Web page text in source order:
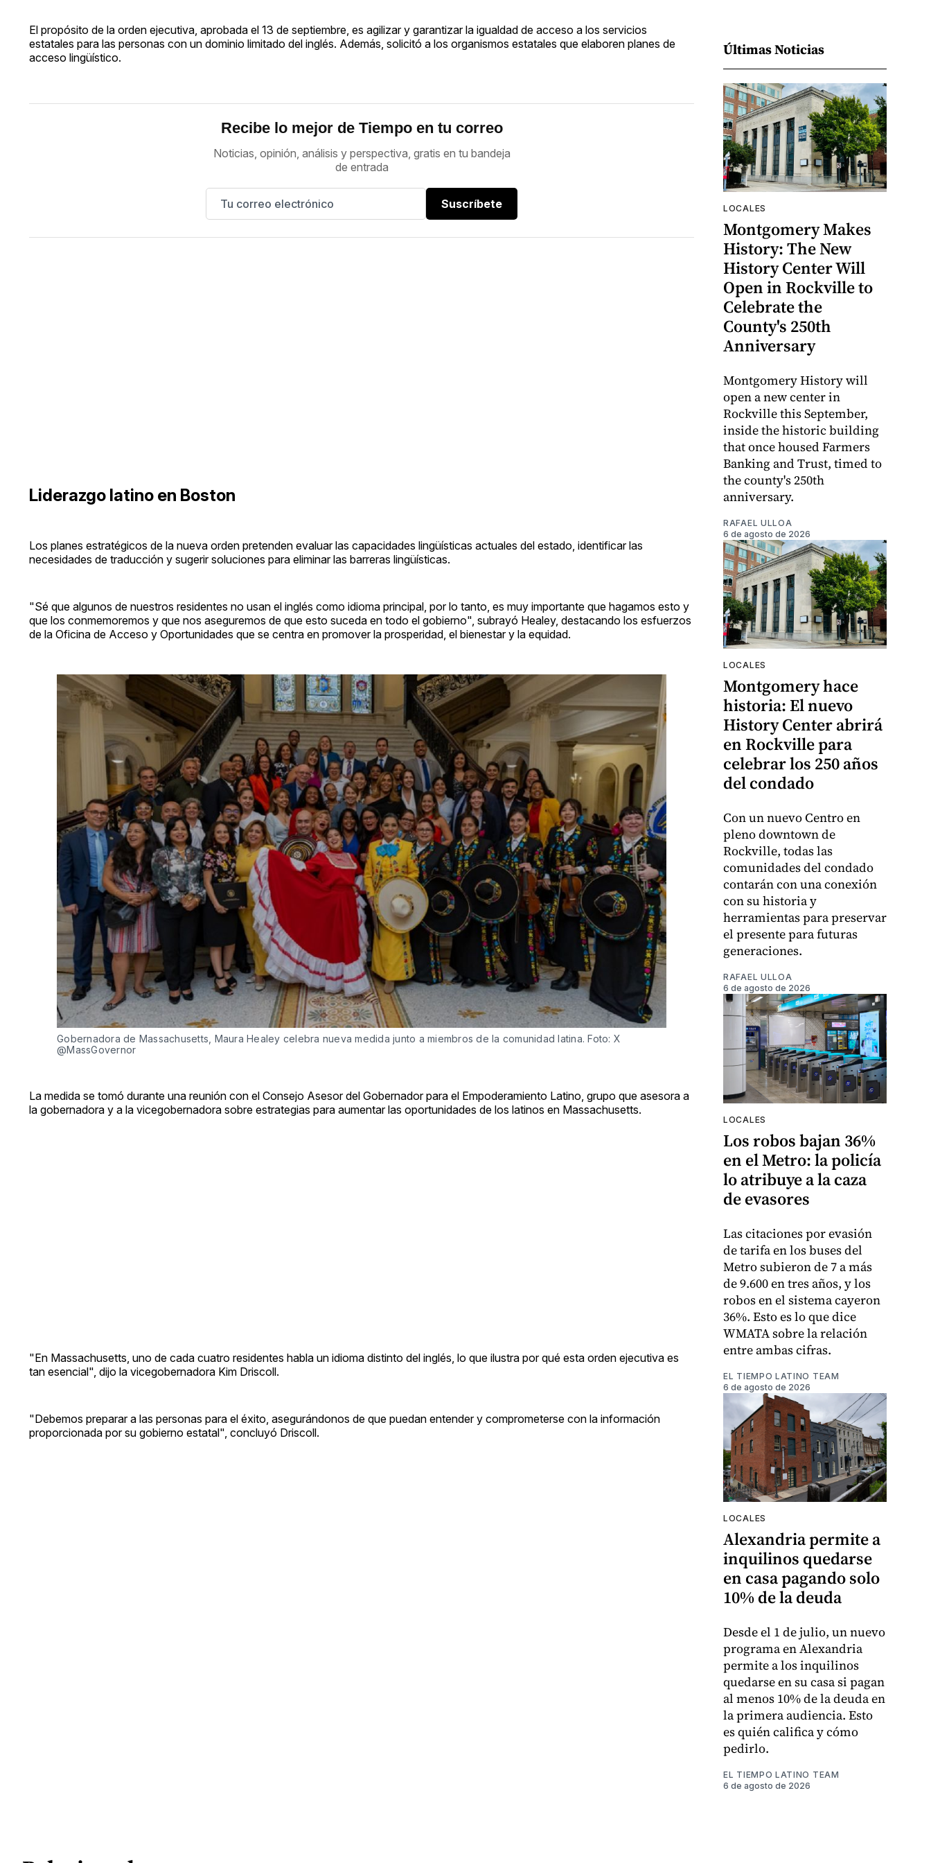
El propósito de la orden ejecutiva, aprobada el 13 de septiembre, es agilizar y garantizar la igualdad de acceso a los servicios
estatales para las personas con un dominio limitado del inglés. Además, solicitó a los organismos estatales que elaboren planes de
acceso lingüístico.
Recibe lo mejor de Tiempo en tu correo
Noticias, opinión, análisis y perspectiva, gratis en tu bandeja
de entrada
Suscríbete
Liderazgo latino en Boston
Los planes estratégicos de la nueva orden pretenden evaluar las capacidades lingüísticas actuales del estado, identificar las
necesidades de traducción y sugerir soluciones para eliminar las barreras lingüísticas.
"Sé que algunos de nuestros residentes no usan el inglés como idioma principal, por lo tanto, es muy importante que hagamos esto y
que los conmemoremos y que nos aseguremos de que esto suceda en todo el gobierno", subrayó Healey, destacando los esfuerzos
de la Oficina de Acceso y Oportunidades que se centra en promover la prosperidad, el bienestar y la equidad.
Gobernadora de Massachusetts, Maura Healey celebra nueva medida junto a miembros de la comunidad latina. Foto: X
@MassGovernor
La medida se tomó durante una reunión con el Consejo Asesor del Gobernador para el Empoderamiento Latino, grupo que asesora a
la gobernadora y a la vicegobernadora sobre estrategias para aumentar las oportunidades de los latinos en Massachusetts.
"En Massachusetts, uno de cada cuatro residentes habla un idioma distinto del inglés, lo que ilustra por qué esta orden ejecutiva es
tan esencial", dijo la vicegobernadora Kim Driscoll.
"Debemos preparar a las personas para el éxito, asegurándonos de que puedan entender y comprometerse con la información
proporcionada por su gobierno estatal", concluyó Driscoll.
Últimas Noticias
LOCALES
Montgomery Makes
History: The New
History Center Will
Open in Rockville to
Celebrate the
County's 250th
Anniversary
Montgomery History will
open a new center in
Rockville this September,
inside the historic building
that once housed Farmers
Banking and Trust, timed to
the county's 250th
anniversary.
RAFAEL ULLOA
6 de agosto de 2026
LOCALES
Montgomery hace
historia: El nuevo
History Center abrirá
en Rockville para
celebrar los 250 años
del condado
Con un nuevo Centro en
pleno downtown de
Rockville, todas las
comunidades del condado
contarán con una conexión
con su historia y
herramientas para preservar
el presente para futuras
generaciones.
RAFAEL ULLOA
6 de agosto de 2026
LOCALES
Los robos bajan 36%
en el Metro: la policía
lo atribuye a la caza
de evasores
Las citaciones por evasión
de tarifa en los buses del
Metro subieron de 7 a más
de 9.600 en tres años, y los
robos en el sistema cayeron
36%. Esto es lo que dice
WMATA sobre la relación
entre ambas cifras.
EL TIEMPO LATINO TEAM
6 de agosto de 2026
LOCALES
Alexandria permite a
inquilinos quedarse
en casa pagando solo
10% de la deuda
Desde el 1 de julio, un nuevo
programa en Alexandria
permite a los inquilinos
quedarse en su casa si pagan
al menos 10% de la deuda en
la primera audiencia. Esto
es quién califica y cómo
pedirlo.
EL TIEMPO LATINO TEAM
6 de agosto de 2026